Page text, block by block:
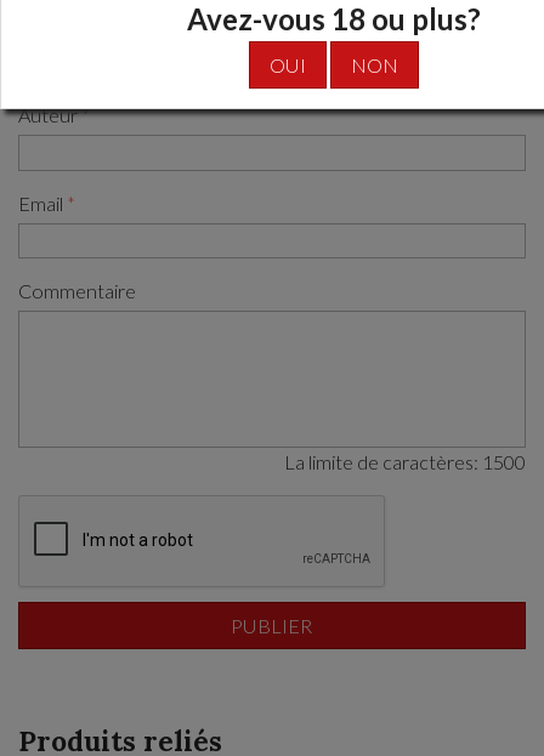
Auteur
Email
Commentaire
La limite de caractères: 1500
Produits reliés
Avez-vous 18 ou plus?
OUI NON